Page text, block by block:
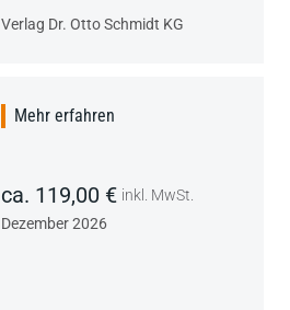
Verlag Dr. Otto Schmidt KG
Mehr erfahren
ca. 119,00 € inkl. MwSt.
Dezember 2026